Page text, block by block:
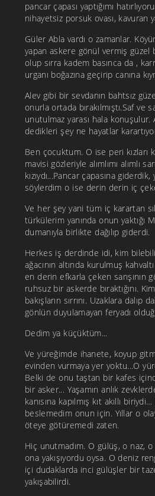
pancar çapası yaptığımı
nihayetsiz porsuk ovası, kavuran
Güler Abla vardı o zamanlar.
yapan askere gönül vermiş güzel
olup sırra kadem basınca da ,
urganı boğazına geçirip canına
Alev gibi bir sevdanın bahtsız
onurla ortada bırakılmıştı.Saf ve
unutulmaz yarası hala konuşulur.
dedikleri şey ne hayatlar
Ben çocuktum. O ise peri kızları
mavisi gözleriyle alımlımı alımlı
kızıydı...Pancar çapasına
söylerdim o ise derin derin iç
Ve her şey yani tüm iç karartan
türkülerim yanında onun yaktığı
dumanıyla birlikte dağılıp giderdi.
Herkes iş derdinde idi, kim
ağacının altında kurulmuş
en derin efkarla çeken sarışının
ruhsuz bir askerde bıraktığını.
bakışların sırrını. Uzaklara dalıp
gönlün duyulamayan feryadı
Dedim ya küçüktüm...
Ve yüreğimde ihanete, koyup
evinden vurmaya yer yoktu...O
Belki de onu taştan bir kafes
bir asker... Yaşamın anlık
kanısına kapılmış kıt akıllı
beslemedim onun için. Yıllar o
öteye götüremedi zaten.
Hiç unutmadım. O gülüş, o naz,
ona yakışıyordu oysa. O deniz
içi dudaklarda inci gülüşler bir
yakışabilirdi.